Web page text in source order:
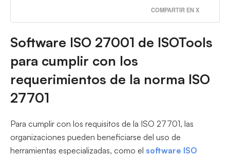
COMPARTIR EN X
Software ISO 27001 de ISOTools
para cumplir con los
requerimientos de la norma ISO
27701
Para cumplir con los requisitos de la ISO 27701, las
organizaciones pueden beneficiarse del uso de
herramientas especializadas, como el software ISO